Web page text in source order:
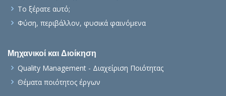
Το ξέρατε αυτό;
Φύση, περιβάλλον, φυσικά φαινόμενα
Μηχανικοί και Διοίκηση
Quality Management - Διαχείριση Ποιότητας
Θέματα ποιότητος έργων